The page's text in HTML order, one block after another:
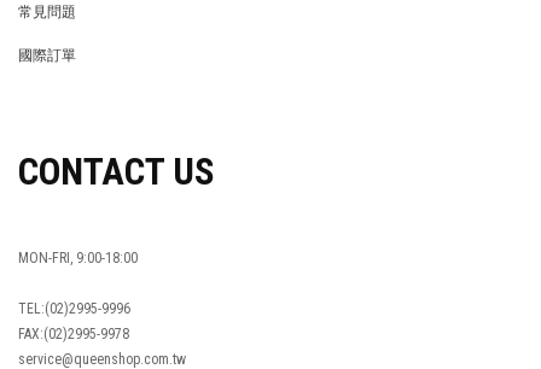
常見問題
國際訂單
CONTACT US
MON-FRI, 9:00-18:00
TEL:(02)2995-9996
FAX:(02)2995-9978
service@queenshop.com.tw